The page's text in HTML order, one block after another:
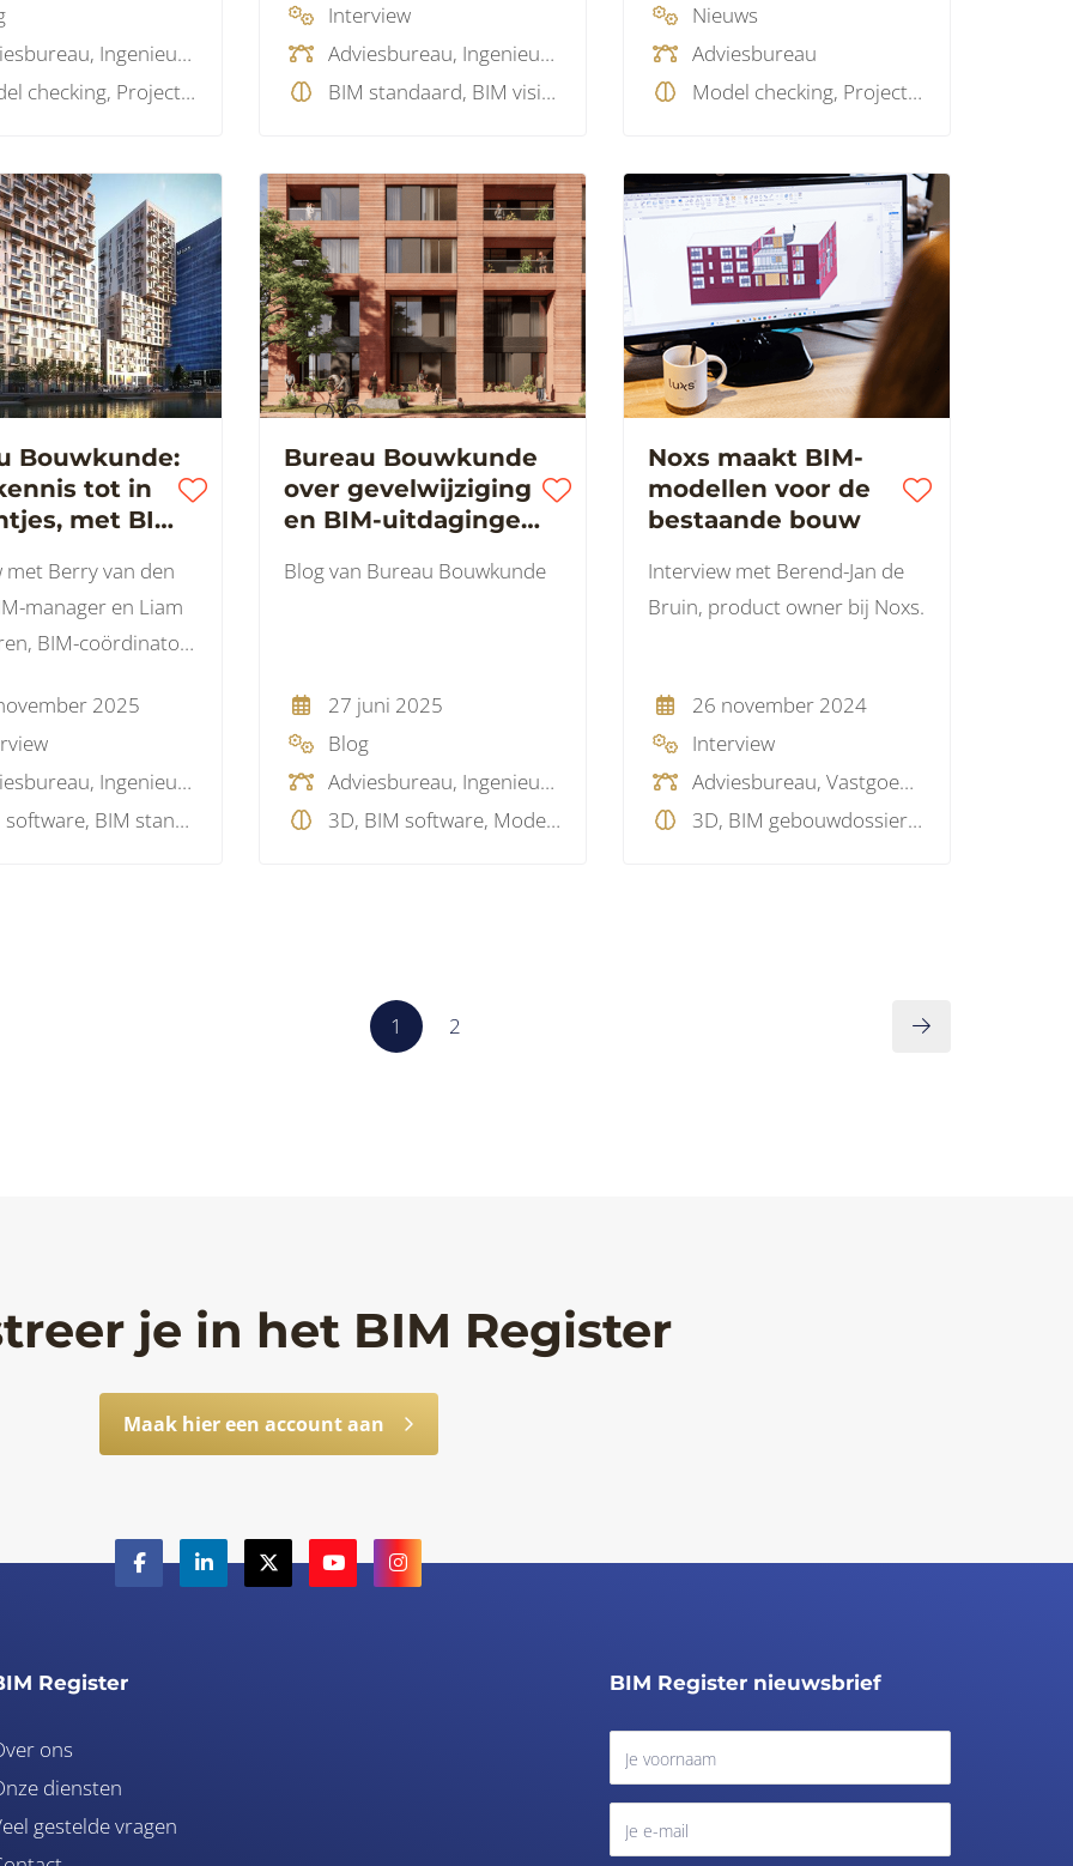
Adviesbureau, Ingenieursbureau
Model checking, Projectmanagement
Interview
Adviesbureau, Ingenieursbureau
BIM standaard, BIM visie, Data, LEAN, Model checking, Projectmanagement, Softskills
Nieuws
Adviesbureau
Model checking, Projectmanagement
Bouwkunde:
tot in
met BIM
met Berry van den
manager en Liam
BIM-coördinator
2025
Adviesbureau, Ingenieursbureau
BIM software, BIM standaard, BIM visie, Model checking, Projectmanagement
Bureau Bouwkunde
over gevelwijziging
en BIM-uitdagingen
Amsterdam
Blog van Bureau Bouwkunde
27 juni 2025
Blog
Adviesbureau, Ingenieursbureau
3D, BIM software, Model checking, Projectmanagement
Noxs maakt BIM-
modellen voor de
bestaande bouw
Interview met Berend-Jan de
Bruin, product owner bij Noxs.
26 november 2024
Interview
Adviesbureau, Vastgoed data leverancier
3D, BIM gebouwdossier, BIM standaard, BIM visie, Model checking
1 2
je in het BIM Register
Maak hier een account aan
Register
ons
diensten
gestelde vragen
BIM Register nieuwsbrief